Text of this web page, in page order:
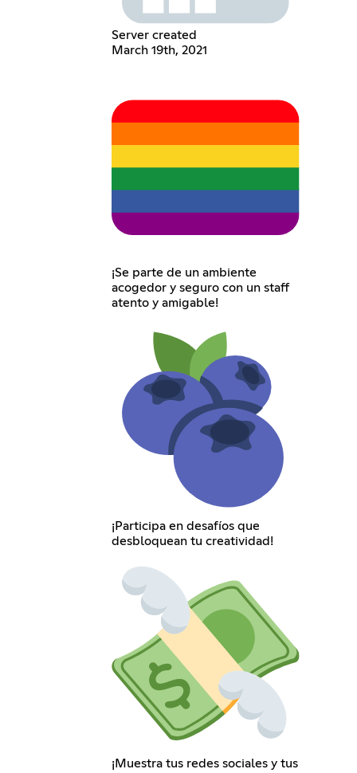
Server created
March 19th, 2021
¡Se parte de un ambiente
acogedor y seguro con un staff
atento y amigable!
¡Participa en desafíos que
desbloquean tu creatividad!
¡Muestra tus redes sociales y tus